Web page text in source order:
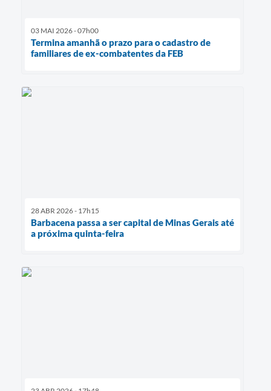
03 MAI 2026 - 07h00
Termina amanhã o prazo para o cadastro de
familiares de ex-combatentes da FEB
28 ABR 2026 - 17h15
Barbacena passa a ser capital de Minas Gerais até
a próxima quinta-feira